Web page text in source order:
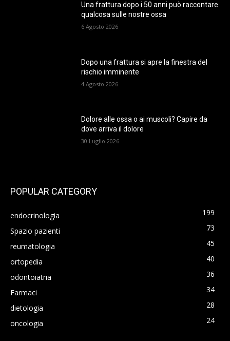
Una frattura dopo i 50 anni può raccontare
qualcosa sulle nostre ossa
6 Agosto 2026
Dopo una frattura si apre la finestra del
rischio imminente
4 Agosto 2026
Dolore alle ossa o ai muscoli? Capire da
dove arriva il dolore
30 Luglio 2026
POPULAR CATEGORY
endocrinologia
199
Spazio pazienti
73
reumatologia
45
ortopedia
40
odontoiatria
36
Farmaci
34
dietologia
28
oncologia
24